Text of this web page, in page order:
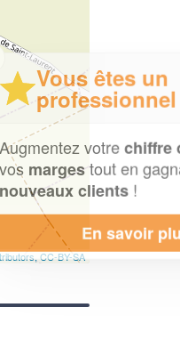
CC-BY-SA
un
?
chiffre d'affaireset
en gagnant de
!
savoir plus